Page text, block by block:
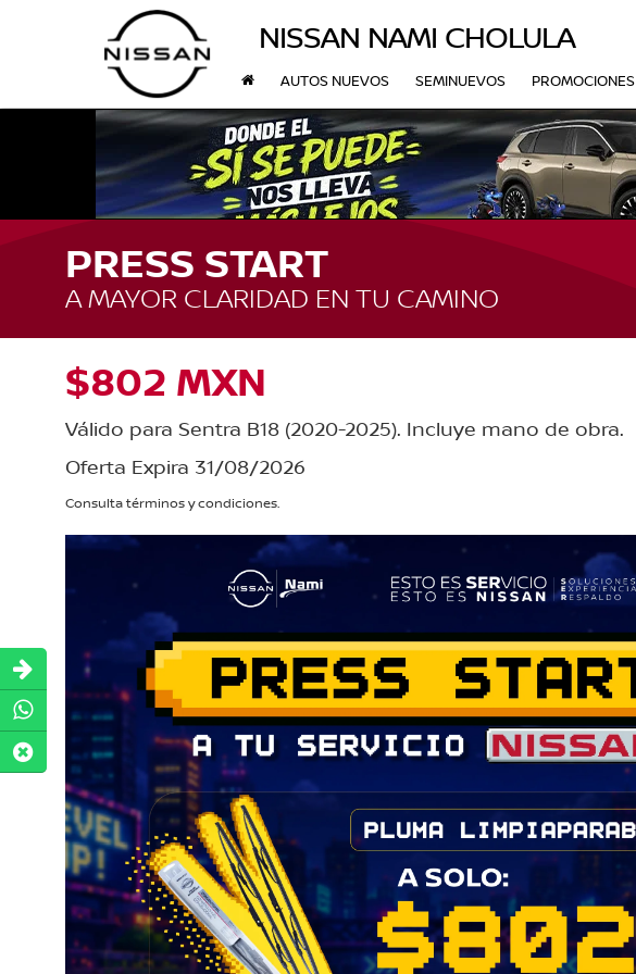
NISSAN NAMI CHOLULA
AUTOS NUEVOS SEMINUEVOS PROMOCIONES
PRESS START
A MAYOR CLARIDAD EN TU CAMINO
$802 MXN
Válido para Sentra B18 (2020-2025). Incluye mano de obra.
Oferta Expira 31/08/2026
Consulta términos y condiciones.